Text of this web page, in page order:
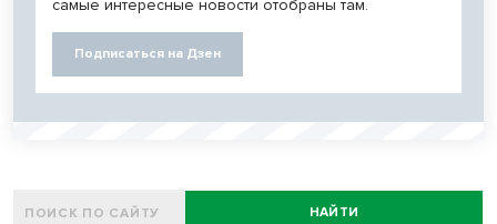
самые интересные новости отобраны там.
Подписаться на Дзен
НАЙТИ